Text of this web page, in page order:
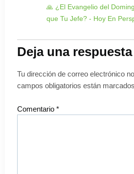
🙏 ¿El Evangelio del
que Tu Jefe? - Hoy En
Deja una respuesta
Tu dirección de correo electrónico
campos obligatorios están
Comentario *